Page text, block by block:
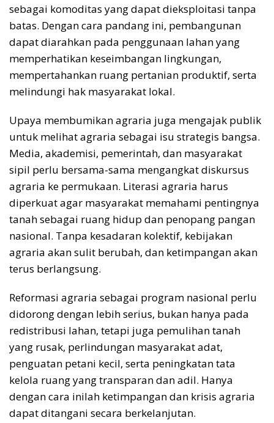
sebagai komoditas yang dapat dieksploitasi tanpa
batas. Dengan cara pandang ini, pembangunan
dapat diarahkan pada penggunaan lahan yang
memperhatikan keseimbangan lingkungan,
mempertahankan ruang pertanian produktif, serta
melindungi hak masyarakat lokal.
Upaya membumikan agraria juga mengajak publik
untuk melihat agraria sebagai isu strategis bangsa.
Media, akademisi, pemerintah, dan masyarakat
sipil perlu bersama-sama mengangkat diskursus
agraria ke permukaan. Literasi agraria harus
diperkuat agar masyarakat memahami pentingnya
tanah sebagai ruang hidup dan penopang pangan
nasional. Tanpa kesadaran kolektif, kebijakan
agraria akan sulit berubah, dan ketimpangan akan
terus berlangsung.
Reformasi agraria sebagai program nasional perlu
didorong dengan lebih serius, bukan hanya pada
redistribusi lahan, tetapi juga pemulihan tanah
yang rusak, perlindungan masyarakat adat,
penguatan petani kecil, serta peningkatan tata
kelola ruang yang transparan dan adil. Hanya
dengan cara inilah ketimpangan dan krisis agraria
dapat ditangani secara berkelanjutan.